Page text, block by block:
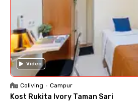
Video
Coliving • Campur
Kost Rukita Ivory Taman Sari